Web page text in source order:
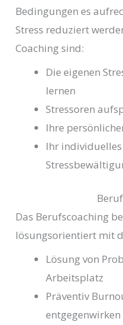
Bedingungen es
Stress reduziert
Coaching sind:
Die eigenen
lernen
Stressoren
Ihre
Ihr individuelles
Das Berufscoaching
lösungsorientiert mit
Lösung von
Arbeitsplatz
Präventiv
entgegenwirken